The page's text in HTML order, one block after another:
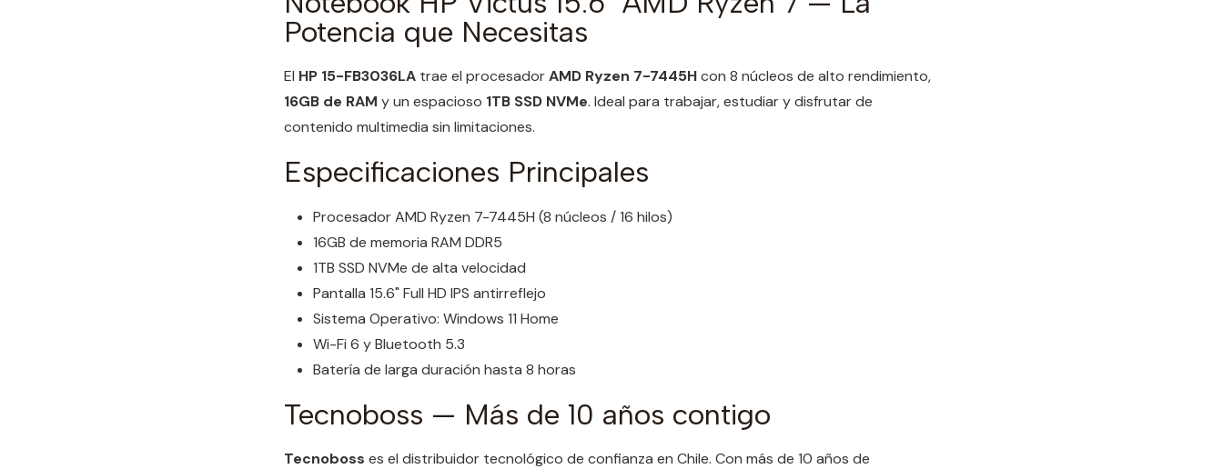
Potencia que Necesitas
El HP 15-FB3036LA trae el procesadorAMD Ryzen 7-7445Hcon 8 núcleos de alto rendimiento,
16GB de RAM y un espacioso 1TB SSD NVMe. Ideal para trabajar, estudiar y disfrutar de
contenido multimedia sin limitaciones.
Especificaciones Principales
Procesador AMD Ryzen 7-7445H (8 núcleos / 16 hilos)
16GB de memoria RAM DDR5
1TB SSD NVMe de alta velocidad
Pantalla 15.6" Full HD IPS antirreflejo
Sistema Operativo: Windows 11 Home
Wi-Fi 6 y Bluetooth 5.3
Batería de larga duración hasta 8 horas
Tecnoboss — Más de 10 años contigo
Tecnoboss es el distribuidor tecnológico de confianza en Chile. Con más de 10 años de